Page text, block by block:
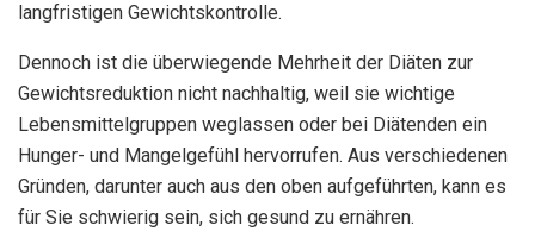
langfristigen Gewichtskontrolle.
Dennoch ist die überwiegende Mehrheit der Diäten zur
Gewichtsreduktion nicht nachhaltig, weil sie wichtige
Lebensmittelgruppen weglassen oder bei Diätenden ein
Hunger- und Mangelgefühl hervorrufen. Aus verschiedenen
Gründen, darunter auch aus den oben aufgeführten, kann es
für Sie schwierig sein, sich gesund zu ernähren.